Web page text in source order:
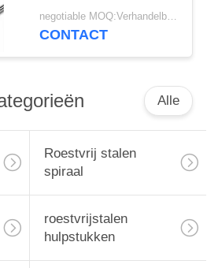
staal om Staafaisi
ASTM Norm
negotiable MOQ:Verhandelbaar
CONTACT
Alle
Roestvrij stalen
spiraal
roestvrijstalen
hulpstukken